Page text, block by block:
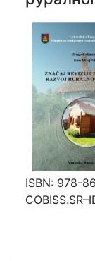
ISBN: 978-